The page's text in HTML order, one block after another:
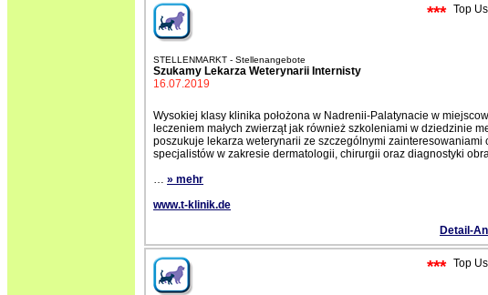
*** Top
STELLENMARKT - Stellenangebote
Szukamy Lekarza Weterynarii Internisty
16.07.2019
Wysokiej klasy klinika położona w Nadrenii-Palatynacie w
leczeniem małych zwierząt jak również szkoleniami w dziedzinie
poszukuje lekarza weterynarii ze szczególnymi
specjalistów w zakresie dermatologii, chirurgii oraz diagnostyki
… » mehr
www.t-klinik.de
Detail-
*** Top